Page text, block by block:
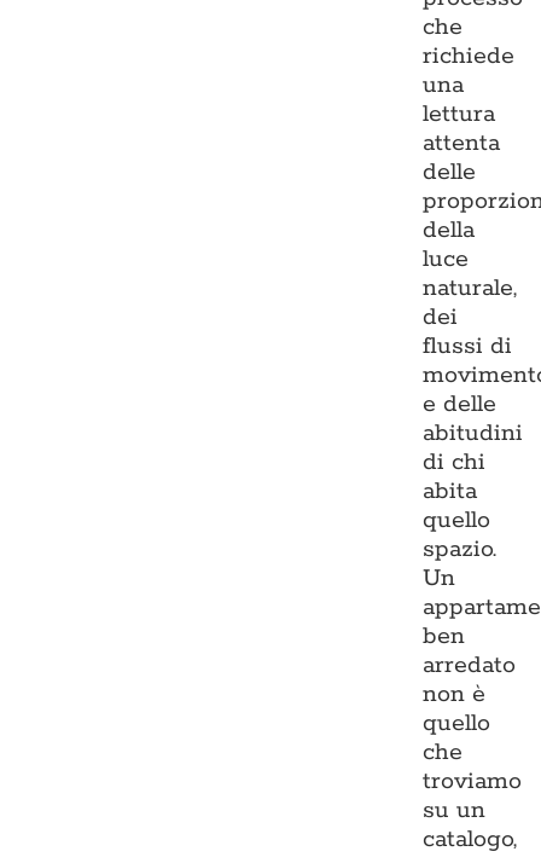
che
richiede
una
lettura
attenta
delle
della
luce
naturale,
dei
flussi di
e delle
abitudini
di chi
abita
quello
spazio.
Un
ben
arredato
non è
quello
che
troviamo
su un
catalogo,